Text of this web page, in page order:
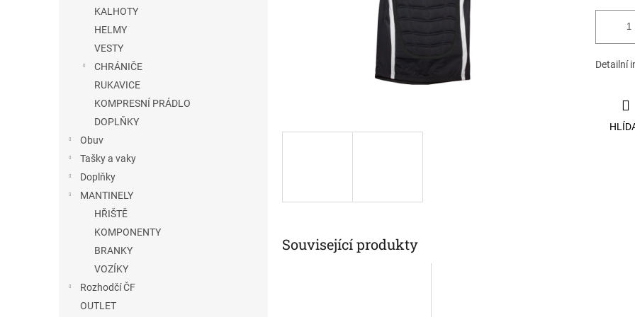
KALHOTY
HELMY
VESTY
CHRÁNIČE
RUKAVICE
KOMPRESNÍ PRÁDLO
DOPLŇKY
Obuv
Tašky a vaky
Doplňky
MANTINELY
HŘIŠTĚ
KOMPONENTY
BRANKY
VOZÍKY
Rozhodčí ČF
OUTLET
Detailní
Související produkty